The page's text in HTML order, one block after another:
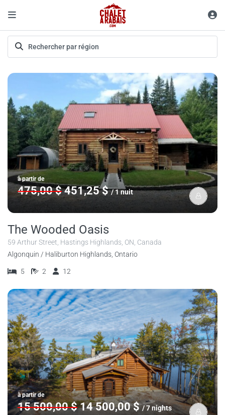
à partir de
475,00 $ 451,25 $ / 1 nuit
The Wooded Oasis
59 Arthur Street, Hastings Highlands, ON, Canada
Algonquin / Haliburton Highlands, Ontario
5 2 12
à partir de
15 500,00 $ 14 500,00 $ / 7 nights